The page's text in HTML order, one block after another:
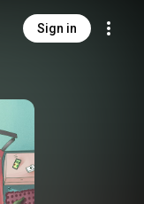
Sign in